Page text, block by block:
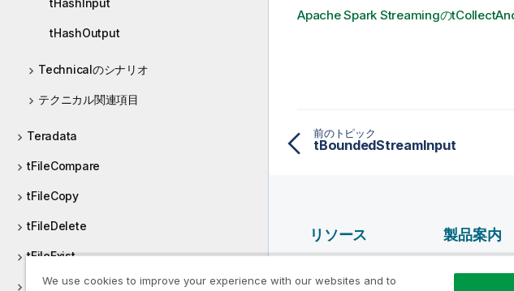
tHashInput
tHashOutput
Technicalのシナリオ
テクニカル関連項目
Teradata
tFileCompare
tFileCopy
tFileDelete
tFileExist
tFileList
Apache Spark Streamingの
前のトピック
tBoundedStreamInput
リソース
Qlik Developer
製品案内
品質
We use cookies to improve your experience with our websites and to